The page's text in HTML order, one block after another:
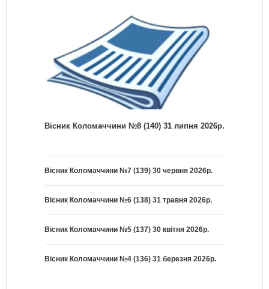
Вісник Коломаччини №8 (140) 31 липня 2026р.
Вісник Коломаччини №7 (139) 30 червня 2026р.
Вісник Коломаччини №6 (138) 31 травня 2026р.
Вісник Коломаччини №5 (137) 30 квітня 2026р.
Вісник Коломаччини №4 (136) 31 березня 2026р.